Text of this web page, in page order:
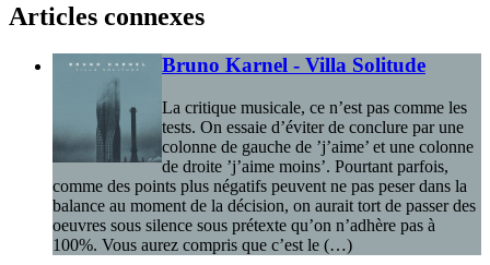
Articles connexes
Bruno Karnel - Villa Solitude
La critique musicale, ce n’est pas comme les
tests. On essaie d’éviter de conclure par une
colonne de gauche de ’j’aime’ et une colonne
de droite ’j’aime moins’. Pourtant parfois,
comme des points plus négatifs peuvent ne pas peser dans la
balance au moment de la décision, on aurait tort de passer des
oeuvres sous silence sous prétexte qu’on n’adhère pas à
100%. Vous aurez compris que c’est le (…)